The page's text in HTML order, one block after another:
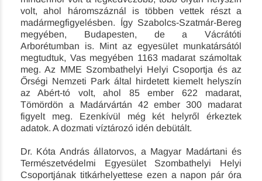
volt, ahol háromszáznál is többen vettek részt a
madármegfigyelésben. Így Szabolcs-Szatmár-Bereg
megyében, Budapesten, de a Vácrátóti
Arborétumban is. Mint az egyesület munkatársától
megtudtuk, Vas megyében 1163 madarat számoltak
meg. Az MME Szombathelyi Helyi Csoportja és az
Őrségi Nemzeti Park által hirdetett kiemelt helyszín
az Abért-tó volt, ahol 85 ember 622 madarat,
Tömördön a Madárvártán 42 ember 300 madarat
figyelt meg. Ezenkívül még két helyről érkeztek
adatok. A dozmati víztározó idén debütált.
Dr. Kóta András állatorvos, a Magyar Madártani és
Természetvédelmi Egyesület Szombathelyi Helyi
Csoportjának titkárhelyettese ezen a napon pár óra